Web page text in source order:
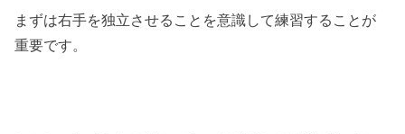
まずは右手を独立させることを意識して練習することが
重要です。